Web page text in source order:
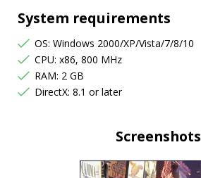
System requirements
OS: Windows 2000/XP/Vista/7/8/10
CPU: x86, 800 MHz
RAM: 2 GB
DirectX: 8.1 or later
Screenshots